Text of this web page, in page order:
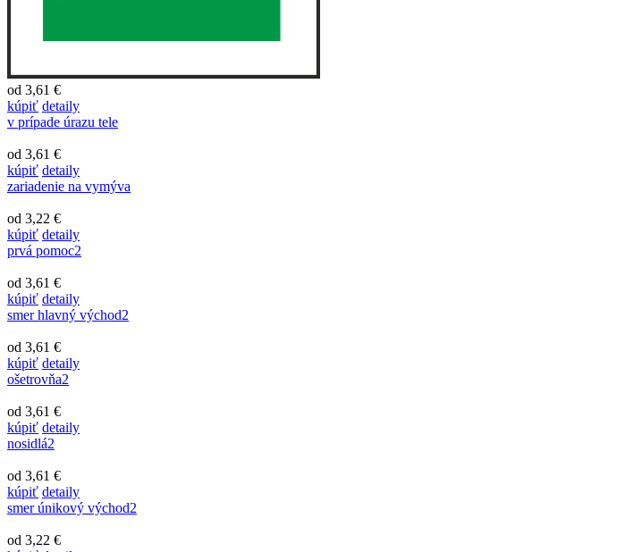
od 3,61 €
kúpiť detaily
v prípade úrazu tele
od 3,61 €
kúpiť detaily
zariadenie na vymýva
od 3,22 €
kúpiť detaily
prvá pomoc2
od 3,61 €
kúpiť detaily
smer hlavný východ2
od 3,61 €
kúpiť detaily
ošetrovňa2
od 3,61 €
kúpiť detaily
nosidlá2
od 3,61 €
kúpiť detaily
smer únikový východ2
od 3,22 €